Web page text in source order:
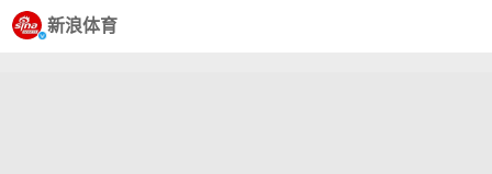
新浪体育